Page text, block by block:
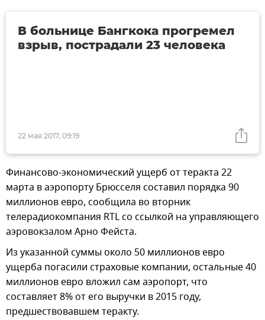
22 мая 2017, 09:19
В больнице Бангкока прогремел
взрыв, пострадали 23 человека
Финансово-экономический ущерб от теракта 22
марта в аэропорту Брюсселя составил порядка 90
миллионов евро, сообщила во вторник
телерадиокомпания RTL со ссылкой на управляющего
аэровокзалом Арно Фейста.
Из указанной суммы около 50 миллионов евро
ущерба погасили страховые компании, остальные 40
миллионов евро вложил сам аэропорт, что
составляет 8% от его выручки в 2015 году,
предшествовавшем теракту.